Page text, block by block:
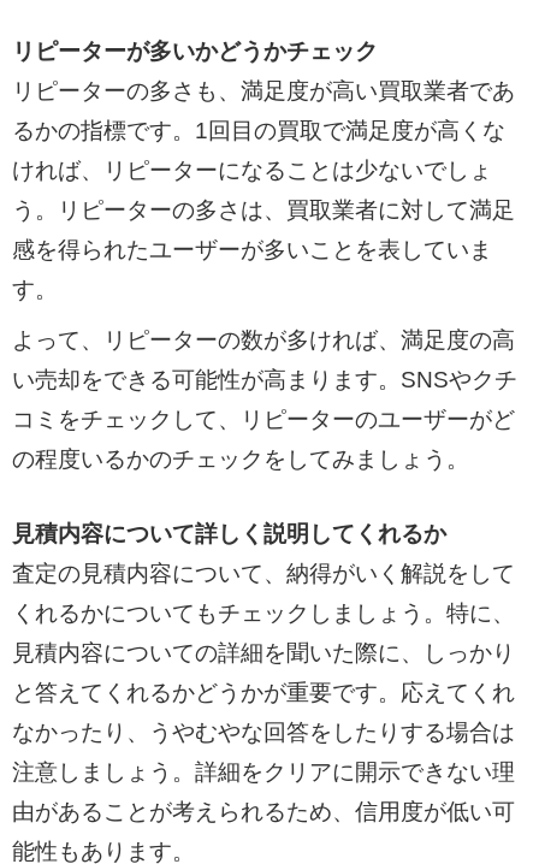
リピーターが多いかどうかチェック
リピーターの多さも、満足度が高い買取業者であ
るかの指標です。1回目の買取で満足度が高くな
ければ、リピーターになることは少ないでしょ
う。リピーターの多さは、買取業者に対して満足
感を得られたユーザーが多いことを表していま
す。
よって、リピーターの数が多ければ、満足度の高
い売却をできる可能性が高まります。SNSやクチ
コミをチェックして、リピーターのユーザーがど
の程度いるかのチェックをしてみましょう。
見積内容について詳しく説明してくれるか
査定の見積内容について、納得がいく解説をして
くれるかについてもチェックしましょう。特に、
見積内容についての詳細を聞いた際に、しっかり
と答えてくれるかどうかが重要です。応えてくれ
なかったり、うやむやな回答をしたりする場合は
注意しましょう。詳細をクリアに開示できない理
由があることが考えられるため、信用度が低い可
能性もあります。